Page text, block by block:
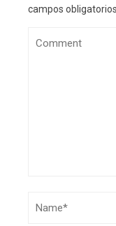
campos